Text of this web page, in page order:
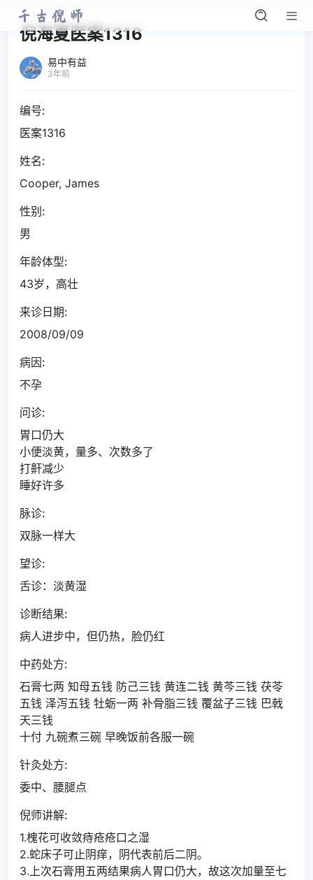
倪海夏医案1316
易中有益
3年前
编号:
医案1316
姓名:
Cooper, James
性别:
男
年龄体型:
43岁，高壮
来诊日期:
2008/09/09
病因:
不孕
问诊:
胃口仍大
小便淡黄，量多、次数多了
打鼾减少
睡好许多
脉诊:
双脉一样大
望诊:
舌诊：淡黄湿
诊断结果:
病人进步中，但仍热，脸仍红
中药处方:
石膏七两 知母五钱 防己三钱 黄连二钱 黄芩三钱 茯苓
五钱 泽泻五钱 牡蛎一两 补骨脂三钱 覆盆子三钱 巴戟
天三钱
十付 九碗煮三碗 早晚饭前各服一碗
针灸处方:
委中、腰腿点
倪师讲解:
1.槐花可收敛痔疮疮口之湿
2.蛇床子可止阴痒，阴代表前后二阴。
3.上次石膏用五两结果病人胃口仍大，故这次加量至七